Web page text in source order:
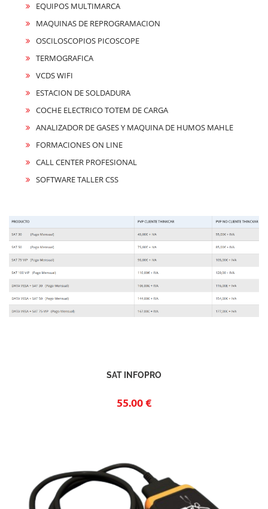
EQUIPOS MULTIMARCA
MAQUINAS DE REPROGRAMACION
OSCILOSCOPIOS PICOSCOPE
TERMOGRAFICA
VCDS WIFI
ESTACION DE SOLDADURA
COCHE ELECTRICO TOTEM DE CARGA
ANALIZADOR DE GASES Y MAQUINA DE HUMOS MAHLE
FORMACIONES ON LINE
CALL CENTER PROFESIONAL
SOFTWARE TALLER CSS
SAT INFOPRO
55.00 €